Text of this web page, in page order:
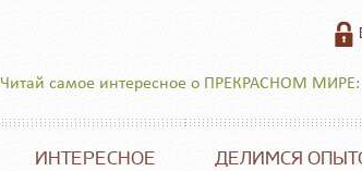
Читай самое интересное о ПРЕКРАСНОМ МИРЕ:
ИНТЕРЕСНОЕ ДЕЛИМСЯ